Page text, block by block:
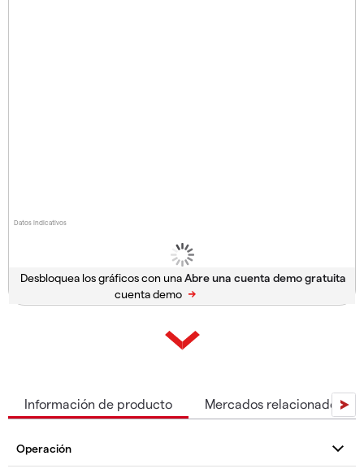
Datos indicativos
Desbloquea los gráficos con una
cuenta demo
Información de producto Mercados relacionados